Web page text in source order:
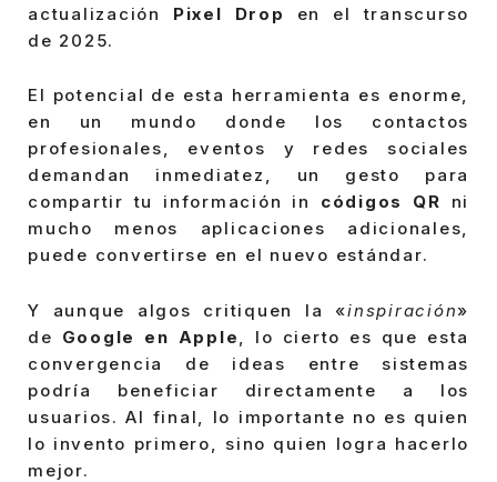
actualización Pixel Drop
en el transcurso
de 2025.
El potencial de esta herramienta es enorme,
en un mundo donde los contactos
profesionales, eventos y redes sociales
demandan inmediatez, un gesto para
compartir tu información in códigos QR ni
mucho menos aplicaciones adicionales,
puede convertirse en el nuevo estándar.
Y aunque algos critiquen la «inspiración»
de Google en Apple
, lo cierto es que esta
convergencia de ideas entre sistemas
podría beneficiar directamente a los
usuarios. Al final, lo importante no es quien
lo invento primero, sino quien logra hacerlo
mejor.